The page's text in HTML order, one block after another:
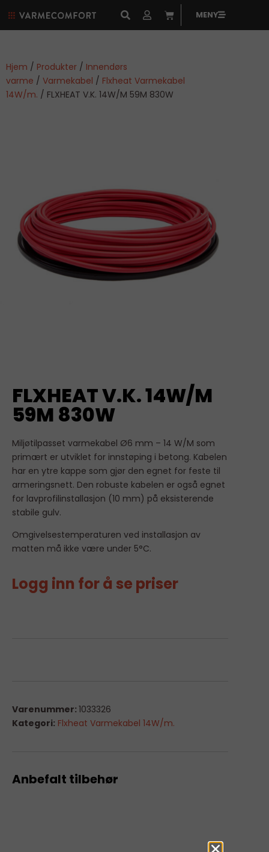
MENY
Hjem / Produkter / Innendørs
varme / Varmekabel / Flxheat Varmekabel
14W/m. / FLXHEAT V.K. 14W/M 59M 830W
FLXHEAT V.K. 14W/M
59M 830W
Miljøtilpasset varmekabel Ø6 mm – 14 W/M som
primært er utviklet for innstøping i betong. Kabelen
har en ytre kappe som gjør den egnet for feste til
armeringsnett. Den robuste kabelen er også egnet
for lavprofilinstallasjon (10 mm) på eksisterende
stabile gulv.
Omgivelsestemperaturen ved installasjon av
matten må ikke være under 5°C.
Logg inn for å se priser
Varenummer: 1033326
Kategori: Flxheat Varmekabel 14W/m.
Anbefalt tilbehør